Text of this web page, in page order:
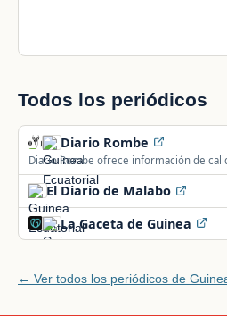
Todos los periódicos
Diario Rombe
Diario Rombe ofrece información de
con independencia frente a presiones
religiosas.
El Diario de Malabo
La Gaceta de Guinea
← Ver todos los periódicos de